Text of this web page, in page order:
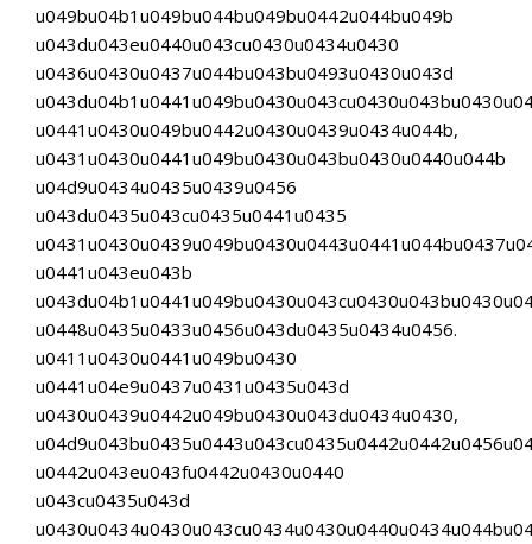
u049bu04b1u049bu044bu049bu0442u044bu049b
u043du043eu0440u043cu0430u0434u0430
u0436u0430u0437u044bu043bu0493u0430u043d
u0441u0430u049bu0442u0430u0439u0434u044b,
u0431u0430u0441u049bu0430u043bu0430u0440u044b
u04d9u0434u0435u0439u0456
u043du0435u043cu0435u0441u0435
u0441u043eu043b
u0448u0435u0433u0456u043du0435u0434u0456.
u0411u0430u0441u049bu0430
u0441u04e9u0437u0431u0435u043d
u0430u0439u0442u049bu0430u043du0434u0430,
u0442u043eu043fu0442u0430u0440
u043cu0435u043d